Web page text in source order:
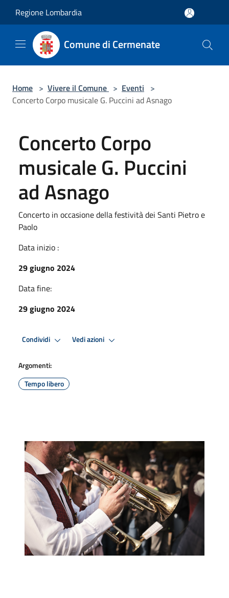
Regione Lombardia
Comune di Cermenate
Home > Vivere il Comune > Eventi >
Concerto Corpo musicale G. Puccini ad Asnago
Concerto Corpo
musicale G. Puccini
ad Asnago
Concerto in occasione della festività dei Santi Pietro e
Paolo
Data inizio :
29 giugno 2024
Data fine:
29 giugno 2024
Condividi Vedi azioni
Argomenti:
Tempo libero